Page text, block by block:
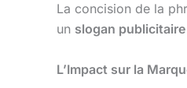
La concision de la
un slogan
L’Impact sur la